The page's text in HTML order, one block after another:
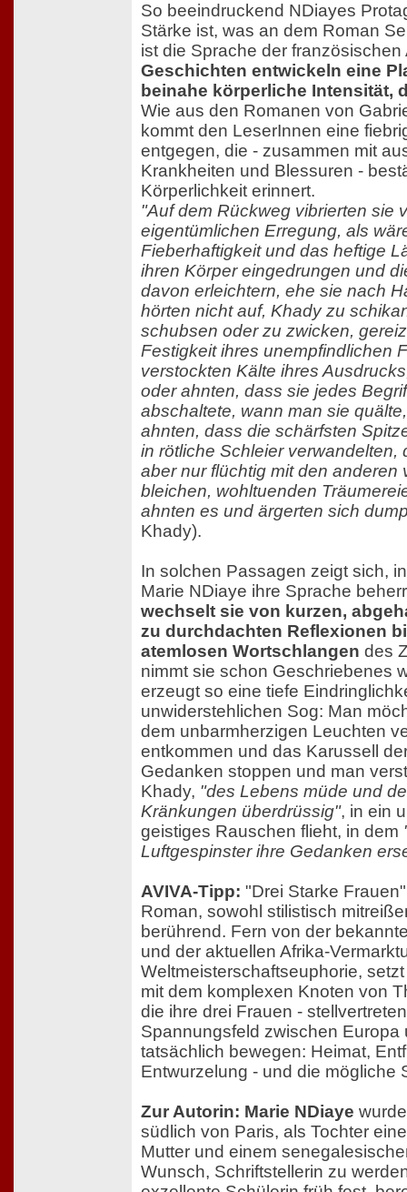
So beeindruckend NDiayes
Stärke ist, was an dem Roman
ist die Sprache der
Geschichten entwickeln eine
beinahe körperliche Intensität,
Wie aus den Romanen von
kommt den LeserInnen eine
entgegen, die - zusammen mit
Krankheiten und Blessuren -
Körperlichkeit erinnert.
"Auf dem Rückweg vibrierten sie
eigentümlichen Erregung, als
Fieberhaftigkeit und das heftige
ihren Körper eingedrungen und
davon erleichtern, ehe sie nach
hörten nicht auf, Khady zu
schubsen oder zu zwicken,
Festigkeit ihres unempfindlichen
verstockten Kälte ihres
oder ahnten, dass sie jedes
abschaltete, wann man sie
ahnten, dass die schärfsten
in rötliche Schleier verwandelten,
aber nur flüchtig mit den anderen
bleichen, wohltuenden
ahnten es und ärgerten sich
Khady).
In solchen Passagen zeigt sich,
Marie NDiaye ihre Sprache
wechselt sie von kurzen,
zu durchdachten Reflexionen
atemlosen Wortschlangen des
nimmt sie schon Geschriebenes
erzeugt so eine tiefe
unwiderstehlichen Sog: Man
dem unbarmherzigen Leuchten
entkommen und das Karussell
Gedanken stoppen und man
Khady, "des Lebens müde und
Kränkungen überdrüssig", in ein
geistiges Rauschen flieht, in dem
Luftgespinster ihre Gedanken
AVIVA-Tipp: "Drei Starke
Roman, sowohl stilistisch
berührend. Fern von der
und der aktuellen Afrika-
Weltmeisterschaftseuphorie,
mit dem komplexen Knoten von
die ihre drei Frauen -
Spannungsfeld zwischen Europa
tatsächlich bewegen: Heimat,
Entwurzelung - und die mögliche
Zur Autorin: Marie NDiaye
südlich von Paris, als Tochter
Mutter und einem
Wunsch, Schriftstellerin zu